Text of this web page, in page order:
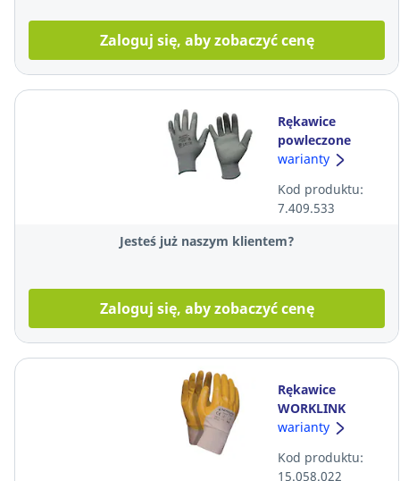
Zaloguj się, aby zobaczyć cenę
Rękawice
powleczone
poliuretanem
100PS-2, rozmiar
10, 12 par
warianty
Kod produktu:
7.409.533
Jesteś już naszym klientem?
Zaloguj się, aby zobaczyć cenę
Rękawice
WORKLINK
Nitros, żółte,
opakowanie,
warianty
Kod produktu:
15.058.022